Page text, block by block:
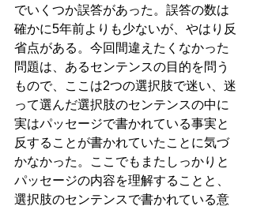
でいくつか誤答があった。誤答の数は
確かに5年前よりも少ないが、やはり反
省点がある。今回間違えたくなかった
問題は、あるセンテンスの目的を問う
もので、ここは2つの選択肢で迷い、迷
って選んだ選択肢のセンテンスの中に
実はパッセージで書かれている事実と
反することが書かれていたことに気づ
かなかった。ここでもまたしっかりと
パッセージの内容を理解することと、
選択肢のセンテンスで書かれている意